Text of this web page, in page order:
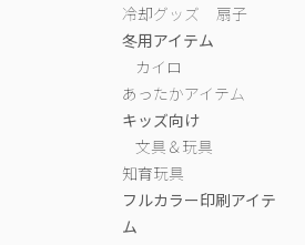
冷却グッズ
扇子
冬用アイテム
カイロ
あったかアイテム
キッズ向け
文具＆玩具
知育玩具
フルカラー印刷アイテ
ム